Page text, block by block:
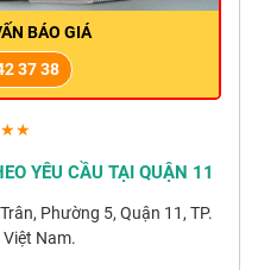
BÁO GIÁ
37 38
YÊU CẦU TẠI QUẬN 11
Phường 5, Quận 11, TP.
Việt Nam.